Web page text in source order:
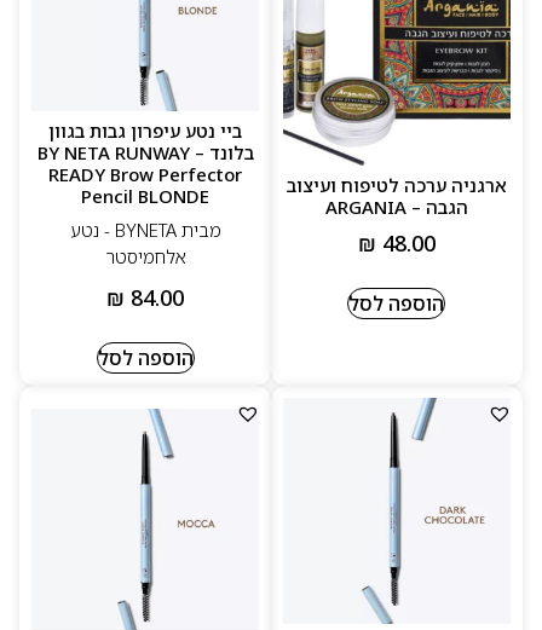
ארגניה ערכה לטיפוח ועיצוב
הגבה – ARGANIA
₪ 48.00
הוספה לסל
ביי נטע עיפרון גבות בגוון
בלונד – BY NETA RUNWAY
READY Brow Perfector
Pencil BLONDE
מבית BYNETA - נטע
אלחמיסטר
₪ 84.00
הוספה לסל